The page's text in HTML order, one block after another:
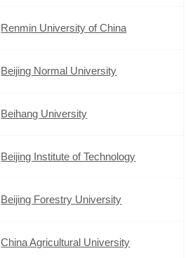
Renmin University of China
Beijing Normal University
Beihang University
Beijing Institute of Technology
Beijing Forestry University
China Agricultural University